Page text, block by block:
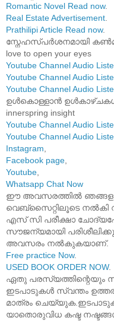
Romantic Novel Read now.
Real Estate Advertisement.
Prathilipi Article Read now.
സ്നേഹസ്പർശനമായി
love to open your eyes
Youtube Channel Audio
Youtube Channel Audio
Youtube Channel Audio
ഉൾകൊള്ളാൻ
innerspring insight
Youtube Channel Audio
Youtube Channel Audio
Instagram,
Facebook page,
Youtube,
Whatsapp Chat Now
ഈ അവസരത്തിൽ
വെബ്സൈറ്റിലൂടെ നൽകി
എസ് സി പരീക്ഷാ
സൗജന്യമായി
അവസരം നൽകുകയാണ്.
Free practice Now.
USED BOOK ORDER NOW.
ഏതു പരസ്യത്തിന്റെയും
ഇടപാടുകൾ സ്വന്തം
മാത്രം
യാതൊരുവിധ കഷ്ട